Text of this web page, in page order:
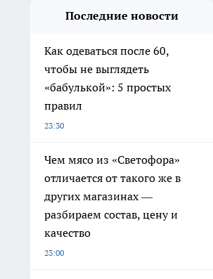
Последние новости
Как одеваться после 60,
чтобы не выглядеть
«бабулькой»: 5 простых
правил
23:30
Чем мясо из «Светофора»
отличается от такого же в
других магазинах —
разбираем состав, цену и
качество
23:00